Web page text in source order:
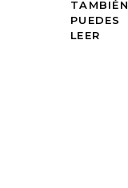
TAMBIÉN
PUEDES
LEER